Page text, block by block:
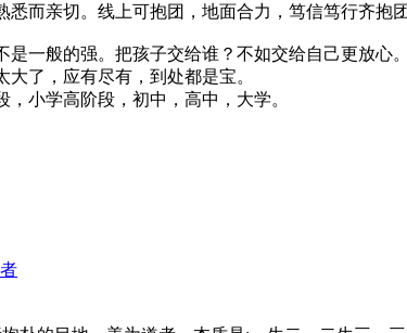
而亲切。线上可抱团，地面合力，笃信笃行齐抱团
一般的强。把孩子交给谁？不如交给自己更放心。
了，应有尽有，到处都是宝。
小学高阶段，初中，高中，大学。